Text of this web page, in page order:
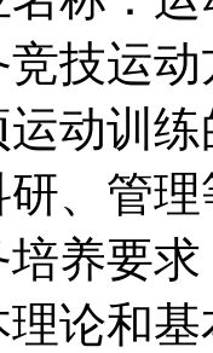
技运
动训
、管
要求
论和